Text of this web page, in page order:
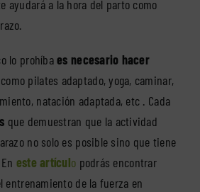
ayudará a la hora del parto como
lo prohíbaes necesario hacer
pilates adaptado, yoga, caminar,
natación adaptada, etc . Cada
que demuestran que la actividad
no solo es posible sino que tiene
este artículo podrás encontrar
entrenamiento de la fuerza en